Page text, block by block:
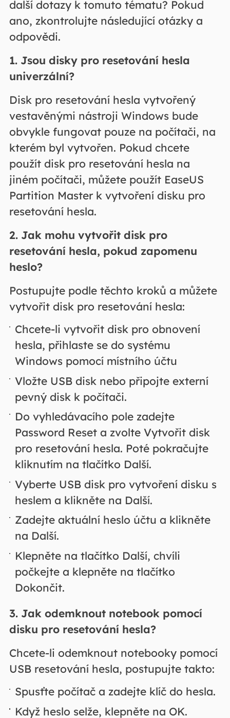
další dotazy k tomuto tématu? Pokud
ano, zkontrolujte následující otázky a
odpovědi.
1. Jsou disky pro resetování hesla
univerzální?
Disk pro resetování hesla vytvořený
vestavěnými nástroji Windows bude
obvykle fungovat pouze na počítači, na
kterém byl vytvořen. Pokud chcete
použít disk pro resetování hesla na
jiném počítači, můžete použít EaseUS
Partition Master k vytvoření disku pro
resetování hesla.
2. Jak mohu vytvořit disk pro
resetování hesla, pokud zapomenu
heslo?
Postupujte podle těchto kroků a můžete
vytvořit disk pro resetování hesla:
Chcete-li vytvořit disk pro obnovení
hesla, přihlaste se do systému
Windows pomocí místního účtu
Vložte USB disk nebo připojte externí
pevný disk k počítači.
Do vyhledávacího pole zadejte
Password Reset a zvolte Vytvořit disk
pro resetování hesla. Poté pokračujte
kliknutím na tlačítko Další.
Vyberte USB disk pro vytvoření disku s
heslem a klikněte na Další.
Zadejte aktuální heslo účtu a klikněte
na Další.
Klepněte na tlačítko Další, chvíli
počkejte a klepněte na tlačítko
Dokončit.
3. Jak odemknout notebook pomocí
disku pro resetování hesla?
Chcete-li odemknout notebooky pomocí
USB resetování hesla, postupujte takto:
Spusťte počítač a zadejte klíč do hesla.
Když heslo selže, klepněte na OK.